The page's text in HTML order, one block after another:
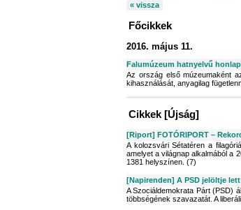
« vissza
Főcikkek
2016. május 11.
Falumúzeum hatnyelvű
Az ország első múzeumaként
kihasználását, anyagilag
Cikkek [Újság]
[Riport] FOTÓRIPORT –
A kolozsvári Sétatéren a
amelyet a világnap alkalmából a
1381 helyszínen. (7)
[Napirenden] A PSD jelöltje
A Szociáldemokrata Párt (PSD)
többségének szavazatát. A